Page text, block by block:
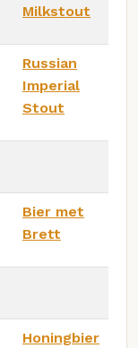
Milkstout
Russian
Imperial
Stout
Bier met
Brett
Honingbier